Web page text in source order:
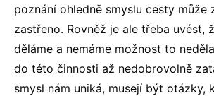
poznání ohledně smyslu cesty může
zastřeno. Rovněž je ale třeba uvést,
děláme a nemáme možnost to
do této činnosti až nedobrovolně
smysl nám uniká, musejí být otázky,